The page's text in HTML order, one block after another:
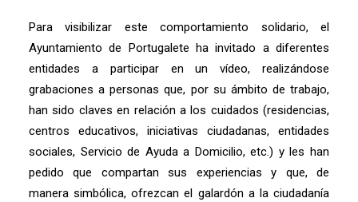
Para visibilizar este comportamiento solidario, el
Ayuntamiento de Portugalete ha invitado a diferentes
entidades a participar en un vídeo, realizándose
grabaciones a personas que, por su ámbito de trabajo,
han sido claves en relación a los cuidados (residencias,
centros educativos, iniciativas ciudadanas, entidades
sociales, Servicio de Ayuda a Domicilio, etc.) y les han
pedido que compartan sus experiencias y que, de
manera simbólica, ofrezcan el galardón a la ciudadanía